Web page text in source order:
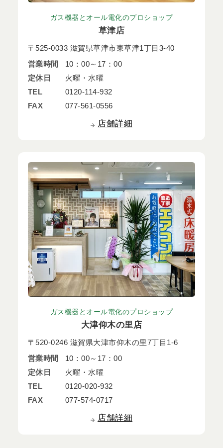
ガス機器とオール電化のプロショップ
草津店
〒525-0033 滋賀県草津市東草津1丁目3-40
営業時間
10：00～17：00
定休日
火曜・水曜
TEL
0120-114-932
FAX
077-561-0556
店舗詳細
ガス機器とオール電化のプロショップ
大津仰木の里店
〒520-0246 滋賀県大津市仰木の里7丁目1-6
営業時間
10：00～17：00
定休日
火曜・水曜
TEL
0120-020-932
FAX
077-574-0717
店舗詳細